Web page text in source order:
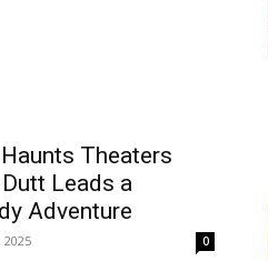
Haunts Theaters
Leads a
Adventure
2025 0